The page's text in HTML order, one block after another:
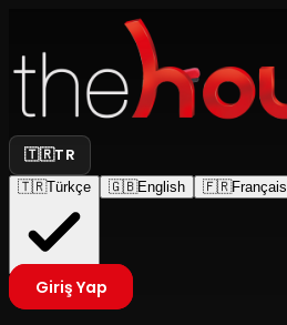
🇹🇷TR
🇹🇷Türkçe 🇬🇧English 🇫🇷Français
Giriş Yap